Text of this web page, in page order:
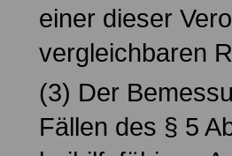
einer dieser
vergleichbaren
(3) Der
Fällen des § 5